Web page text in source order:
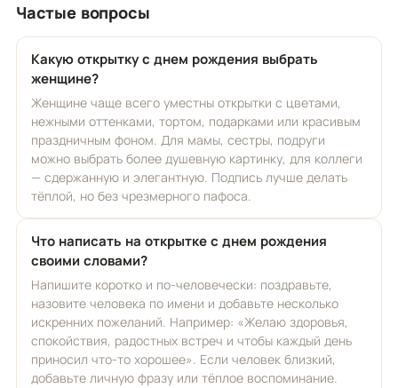
Частые вопросы
Какую открытку с днем рождения выбрать
женщине?
Женщине чаще всего уместны открытки с цветами,
нежными оттенками, тортом, подарками или красивым
праздничным фоном. Для мамы, сестры, подруги
можно выбрать более душевную картинку, для коллеги
— сдержанную и элегантную. Подпись лучше делать
тёплой, но без чрезмерного пафоса.
Что написать на открытке с днем рождения
своими словами?
Напишите коротко и по-человечески: поздравьте,
назовите человека по имени и добавьте несколько
искренних пожеланий. Например: «Желаю здоровья,
спокойствия, радостных встреч и чтобы каждый день
приносил что-то хорошее». Если человек близкий,
добавьте личную фразу или тёплое воспоминание.